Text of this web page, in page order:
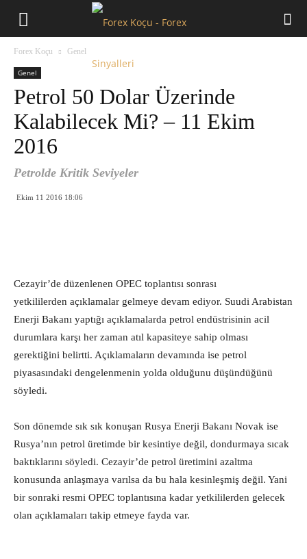
Forex Koçu Genel
Genel
Petrol 50 Dolar Üzerinde
Kalabilecek Mi? – 11 Ekim
2016
Petrolde Kritik Seviyeler
Ekim 11 2016 18:06
Cezayir’de düzenlenen OPEC toplantısı sonrası
yetkililerden açıklamalar gelmeye devam ediyor. Suudi Arabistan
Enerji Bakanı yaptığı açıklamalarda petrol endüstrisinin acil
durumlara karşı her zaman atıl kapasiteye sahip olması
gerektiğini belirtti. Açıklamaların devamında ise petrol
piyasasındaki dengelenmenin yolda olduğunu düşündüğünü
söyledi.
Son dönemde sık sık konuşan Rusya Enerji Bakanı Novak ise
Rusya’nın petrol üretimde bir kesintiye değil, dondurmaya sıcak
baktıklarını söyledi. Cezayir’de petrol üretimini azaltma
konusunda anlaşmaya varılsa da bu hala kesinleşmiş değil. Yani
bir sonraki resmi OPEC toplantısına kadar yetkililerden gelecek
olan açıklamaları takip etmeye fayda var.